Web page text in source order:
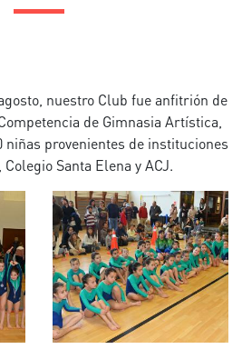
nuestro Club fue anfitrión de
de Gimnasia Artística,
niñas provenientes de instituciones
Santa Elena y ACJ.